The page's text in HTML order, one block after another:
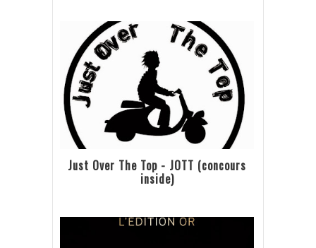
Just Over The Top - JOTT (concours
inside)